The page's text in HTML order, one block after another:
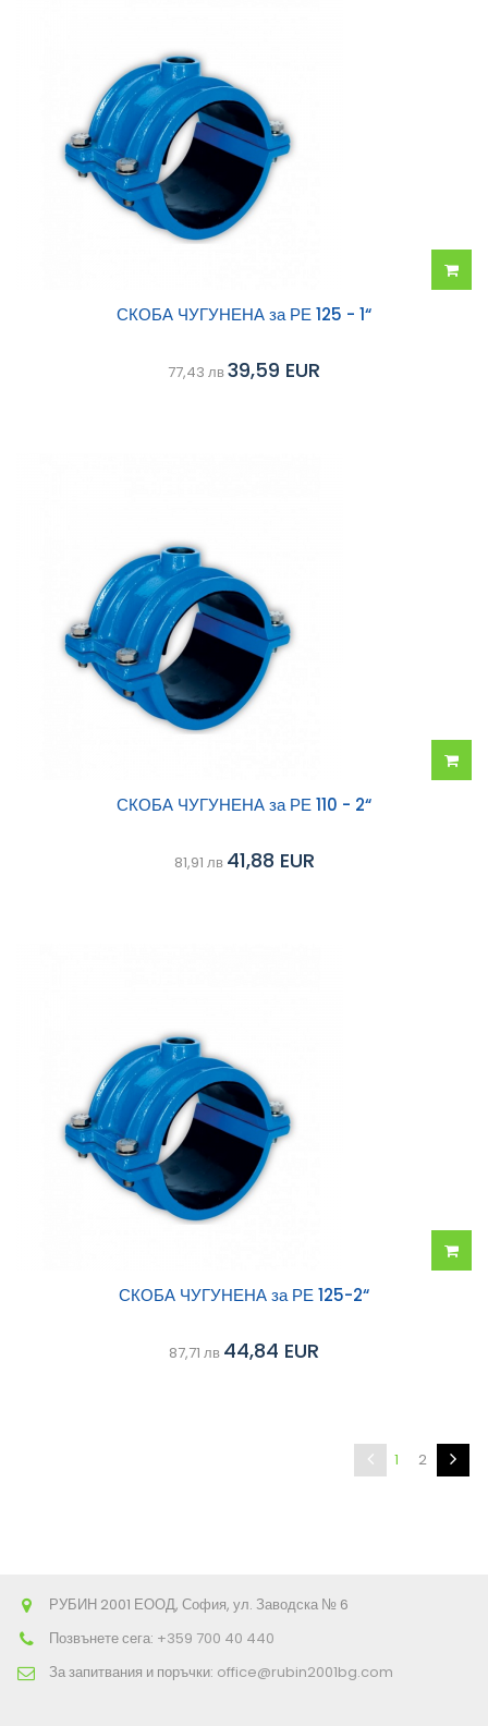
СКОБА ЧУГУНЕНА за РЕ 125 - 1“
77,43 лв39,59 EUR
СКОБА ЧУГУНЕНА за РЕ 110 - 2“
81,91 лв 41,88 EUR
СКОБА ЧУГУНЕНА за РЕ 125-2“
87,71 лв 44,84 EUR
1 2
РУБИН 2001 ЕООД, София, ул. Заводска № 6
Позвънете сега: +359 700 40 440
За запитвания и поръчки: office@rubin2001bg.com